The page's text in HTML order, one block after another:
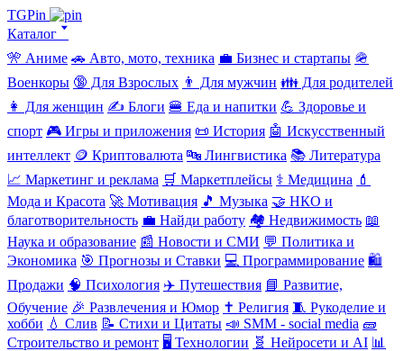
TGPin
Каталог 🢓
🎌 Аниме 🚗 Авто, мото, техника 💼 Бизнес и стартапы 🪖
Военкоры 🔞 Для Взрослых 👨 Для мужчин 👪 Для родителей
👩 Для женщин ✍️ Блоги 🍔 Еда и напитки 💪 Здоровье и
спорт 🎮 Игры и приложения 📜 История 🤖 Искусственный
интеллект 🪙 Криптовалюта 🔤 Лингвистика 📚 Литература
📈 Маркетинг и реклама 🛒 Маркетплейсы ⚕️ Медицина 💄
Мода и Красота 🚀 Мотивация 🎵 Музыка 🤝 НКО и
благотворительность 💼 Найди работу 🏘️ Недвижимость 📖
Наука и образование 📰 Новости и СМИ 💬 Политика и
Экономика 🎯 Прогнозы и Ставки 💻 Программирование 🛍️
Продажи 🧠 Психология ✈️ Путешествия 📘 Развитие,
Обучение 🎉 Развлечения и Юмор ✝️ Религия 🧵 Рукоделие и
хобби 💧 Слив 📝 Стихи и Цитаты 📣 SMM - social media 🧱
Строительство и ремонт 🖥️ Технологии 🧬 Нейросети и AI 📊